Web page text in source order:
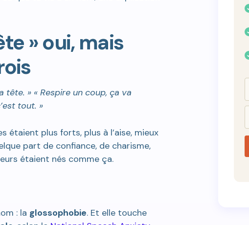
» oui, mais
tête. » « Respire un coup, ça va
tout. »
étaient plus forts, plus à l’aise, mieux
part de confiance, de charisme,
étaient nés comme ça.
: laglossophobie. Et elle touche